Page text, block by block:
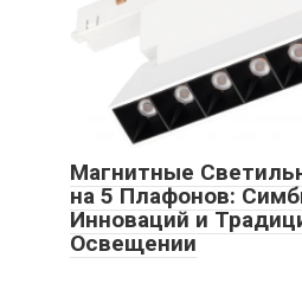
Магнитные
на 5 Плафонов:
Инноваций и
Освещении